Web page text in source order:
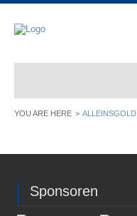
ALLEINSGOLD
Sponsoren